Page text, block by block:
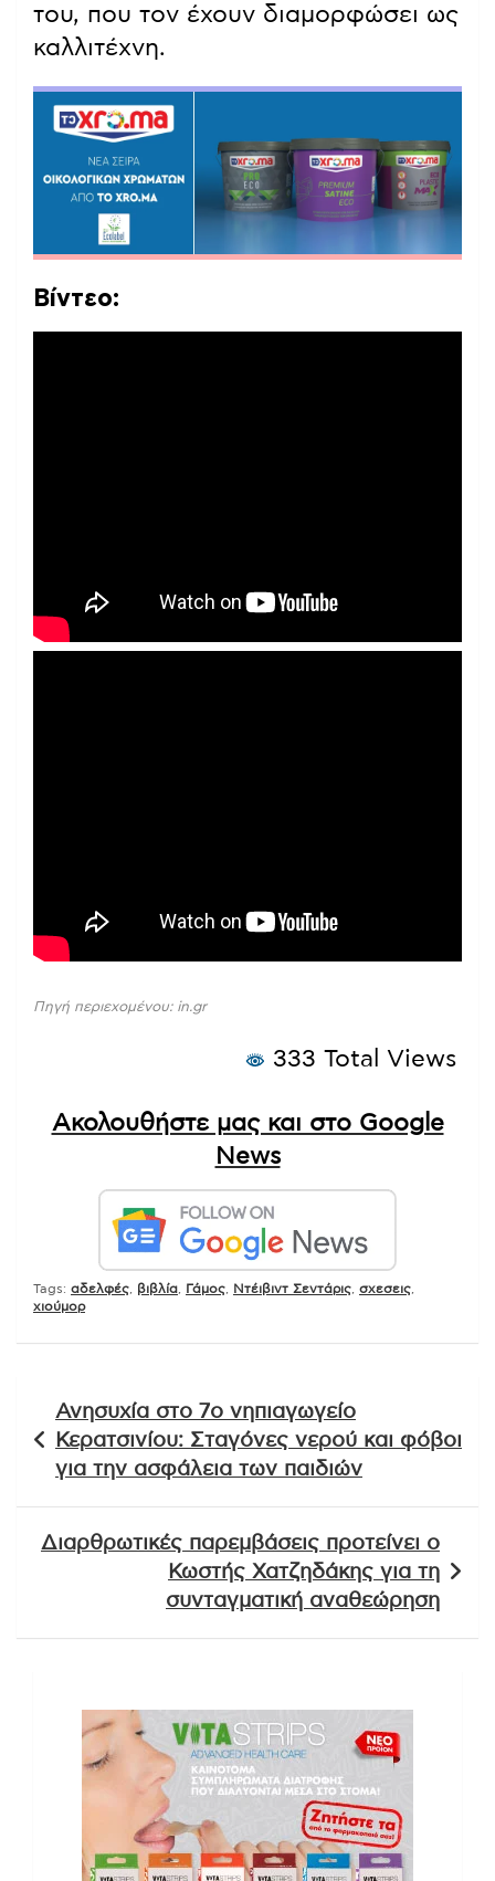
του, που τον έχουν διαμορφώσει ως
καλλιτέχνη.
Βίντεο:
Πηγή περιεχομένου: in.gr
333 Total Views
Ακολουθήστε μας και στο Google
News
Tags: αδελφές βιβλία Γάμος Ντέιβιντ Σεντάρις σχεσεις
χιούμορ
άρθρων
Ανησυχία στο 7ο νηπιαγωγείο
Κερατσινίου: Σταγόνες νερού και φόβοι
για την ασφάλεια των παιδιών
Διαρθρωτικές παρεμβάσεις προτείνει ο
Κωστής Χατζηδάκης για τη
συνταγματική αναθεώρηση